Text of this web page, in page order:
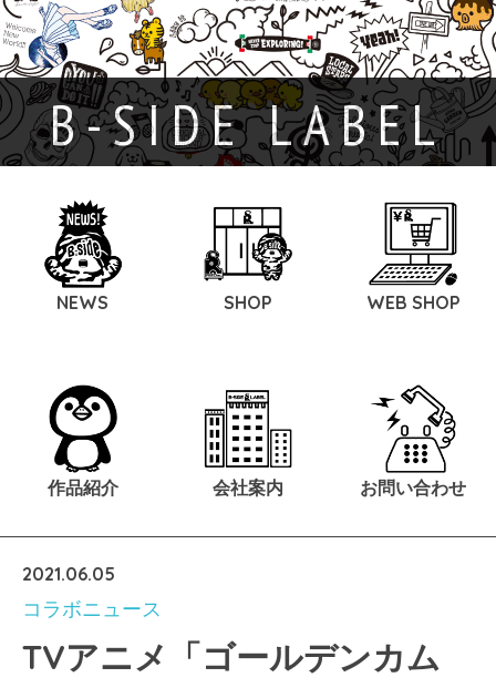
B-SIDE LABEL
NEWS SHOP WEB SHOP
作品紹介 会社案内 お問い合わせ
2021.06.05
コラボニュース
TVアニメ「ゴールデンカム